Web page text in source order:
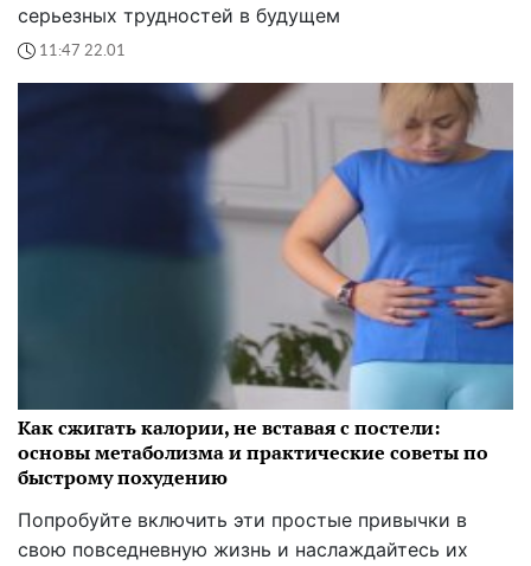
серьезных трудностей в будущем
11:47 22.01
Как сжигать калории, не вставая с постели:
основы метаболизма и практические советы по
быстрому похудению
Попробуйте включить эти простые привычки в
свою повседневную жизнь и наслаждайтесь их